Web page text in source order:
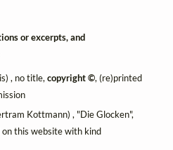
or excerpts, and
, no title,copyright ©, (re)printed
Kottmann) , "Die Glocken",
this website with kind